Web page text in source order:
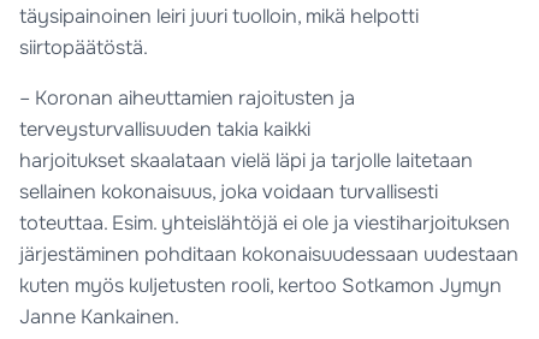
täysipainoinen leiri juuri tuolloin, mikä helpotti
siirtopäätöstä.
– Koronan aiheuttamien rajoitusten ja
terveysturvallisuuden takia kaikki
harjoitukset skaalataan vielä läpi ja tarjolle laitetaan
sellainen kokonaisuus, joka voidaan turvallisesti
toteuttaa. Esim. yhteislähtöjä ei ole ja viestiharjoituksen
järjestäminen pohditaan kokonaisuudessaan uudestaan
kuten myös kuljetusten rooli, kertoo Sotkamon Jymyn
Janne Kankainen.